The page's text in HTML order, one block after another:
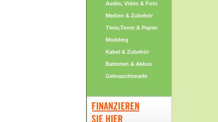
Audio, Video & Foto
Medien & Zubehör
Tinte,Toner & Papier
Modding
Kabel & Zubehör
Batterien & Akkus
Gebrauchtmarkt